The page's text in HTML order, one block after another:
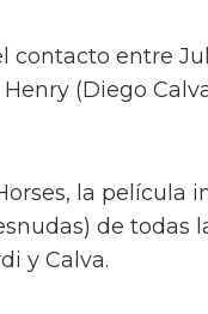
contacto entre
(Diego
la película
de todas
y Calva.